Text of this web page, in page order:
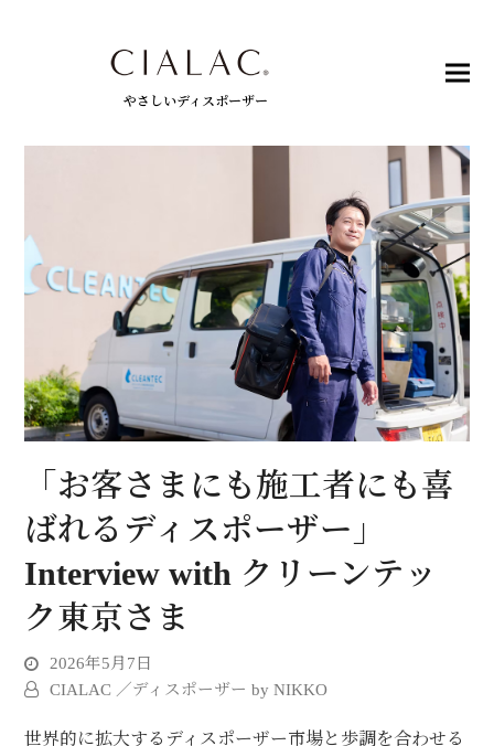
やさしいディスポーザー
「お客さまにも施工者にも喜
ばれるディスポーザー」
Interview with クリーンテッ
ク東京さま
2026年5月7日
CIALAC ／ディスポーザー by NIKKO
世界的に拡大するディスポーザー市場と歩調を合わせる